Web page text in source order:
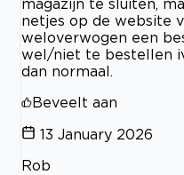
magazijn te sluiten,
netjes op de website
weloverwogen een
wel/niet te bestellen
dan normaal.
Beveelt aan
13 January 2026
Rob